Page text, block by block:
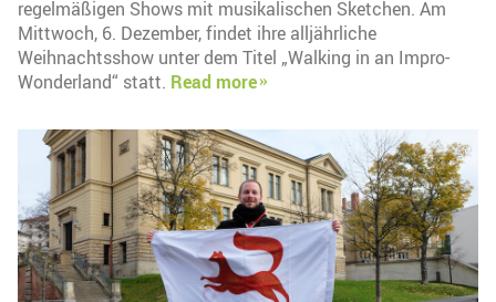
regelmäßigen Shows mit musikalischen Sketchen. Am
Mittwoch, 6. Dezember, findet ihre alljährliche
Weihnachtsshow unter dem Titel „Walking in an Impro-
Wonderland“ statt. Read more